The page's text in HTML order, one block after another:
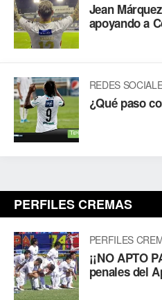
Jean
apoyando a
REDES
¿Qué paso
PERFILES CREMAS
PERFILES
¡¡NO APTO
penales del